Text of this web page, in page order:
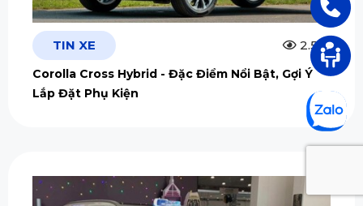
TIN XE 2.5m
Corolla Cross Hybrid - Đặc Điểm Nổi Bật, Gợi Ý
Lắp Đặt Phụ Kiện